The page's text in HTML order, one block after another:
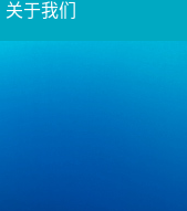
关于我们